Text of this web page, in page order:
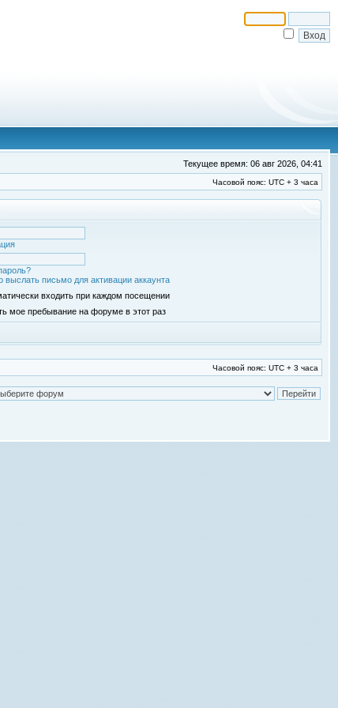
Текущее время: 06 авг 2026, 04:41
Часовой пояс: UTC + 3 часа
выслать письмо для активации аккаунта
входить при каждом посещении
мое пребывание на форуме в этот раз
Часовой пояс: UTC + 3 часа